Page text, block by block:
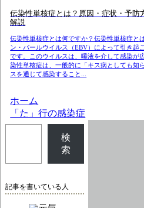
伝染性単核症とは？原因・症状・予防
解説
伝染性単核症とは何ですか？伝染性単核症と
ン・バールウイルス（EBV）によって引き起
です。このウイルスは、唾液を介して感染が
染性単核症は、一般的に「キス病としても知
スを通じて感染すること...
ホーム
「た」行の感染症
検
索
記事を書いている人